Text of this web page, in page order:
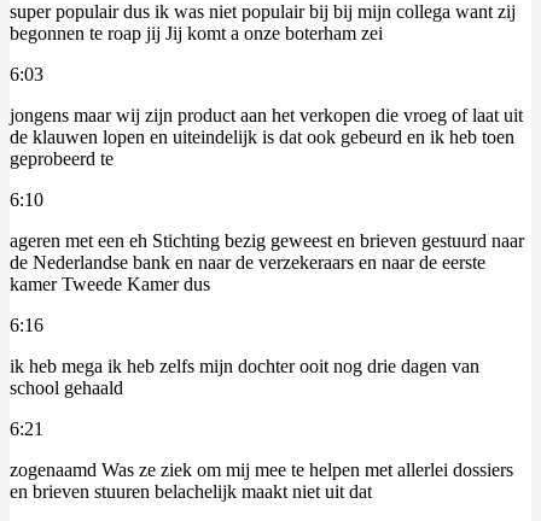
super populair dus ik was niet populair bij bij mijn collega want zij
begonnen te roap jij Jij komt a onze boterham zei
6:03
jongens maar wij zijn product aan het verkopen die vroeg of laat uit
de klauwen lopen en uiteindelijk is dat ook gebeurd en ik heb toen
geprobeerd te
6:10
ageren met een eh Stichting bezig geweest en brieven gestuurd naar
de Nederlandse bank en naar de verzekeraars en naar de eerste
kamer Tweede Kamer dus
6:16
ik heb mega ik heb zelfs mijn dochter ooit nog drie dagen van
school gehaald
6:21
zogenaamd Was ze ziek om mij mee te helpen met allerlei dossiers
en brieven stuuren belachelijk maakt niet uit dat